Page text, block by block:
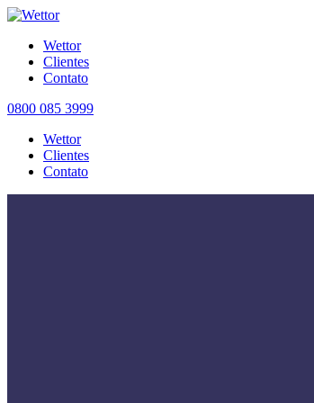
Wettor
Clientes
Contato
0800 085 3999
Wettor
Clientes
Contato